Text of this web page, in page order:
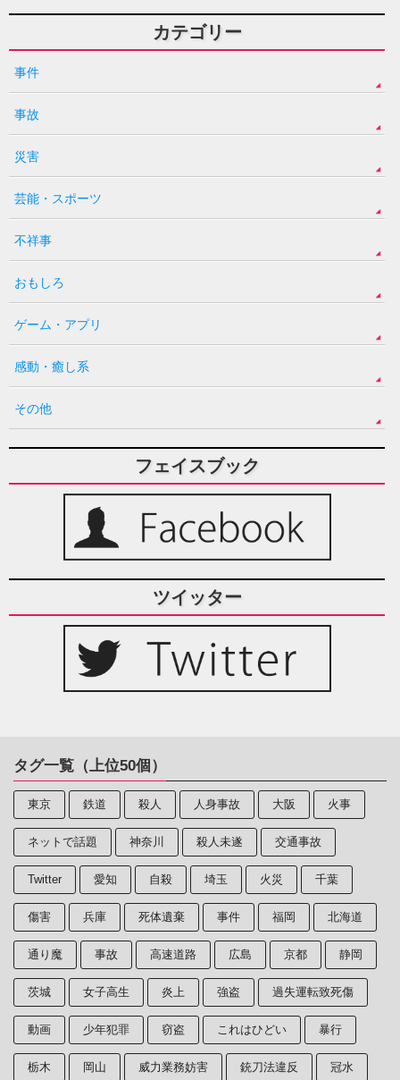
カテゴリー
事件
事故
災害
芸能・スポーツ
不祥事
おもしろ
ゲーム・アプリ
感動・癒し系
その他
フェイスブック
ツイッター
タグ一覧（上位50個）
東京 鉄道 殺人 人身事故 大阪 火事
ネットで話題 神奈川 殺人未遂 交通事故
Twitter 愛知 自殺 埼玉 火災 千葉
傷害 兵庫 死体遺棄 事件 福岡 北海道
通り魔 事故 高速道路 広島 京都 静岡
茨城 女子高生 炎上 強盗 過失運転致死傷
動画 少年犯罪 窃盗 これはひどい 暴行
栃木 岡山 威力業務妨害 銃刀法違反 冠水